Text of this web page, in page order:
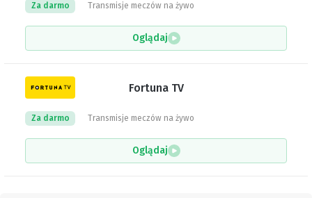
Transmisje meczów na żywo
Za darmo
Oglądaj
Fortuna TV
Transmisje meczów na żywo
Za darmo
Oglądaj